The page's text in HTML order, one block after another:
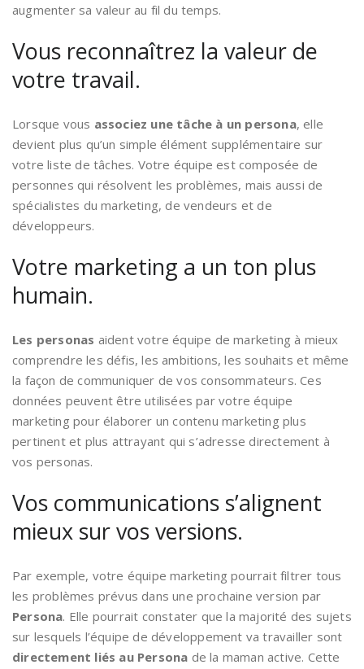
augmenter sa valeur au fil du temps.
Vous reconnaîtrez la valeur de
votre travail.
Lorsque vous associez une tâche à un persona, elle
devient plus qu’un simple élément supplémentaire sur
votre liste de tâches. Votre équipe est composée de
personnes qui résolvent les problèmes, mais aussi de
spécialistes du marketing, de vendeurs et de
développeurs.
Votre marketing a un ton plus
humain.
Les personas aident votre équipe de marketing à mieux
comprendre les défis, les ambitions, les souhaits et même
la façon de communiquer de vos consommateurs. Ces
données peuvent être utilisées par votre équipe
marketing pour élaborer un contenu marketing plus
pertinent et plus attrayant qui s’adresse directement à
vos personas.
Vos communications s’alignent
mieux sur vos versions.
Par exemple, votre équipe marketing pourrait filtrer tous
les problèmes prévus dans une prochaine version par
Persona. Elle pourrait constater que la majorité des sujets
sur lesquels l’équipe de développement va travailler sont
directement liés au Persona de la maman active. Cette